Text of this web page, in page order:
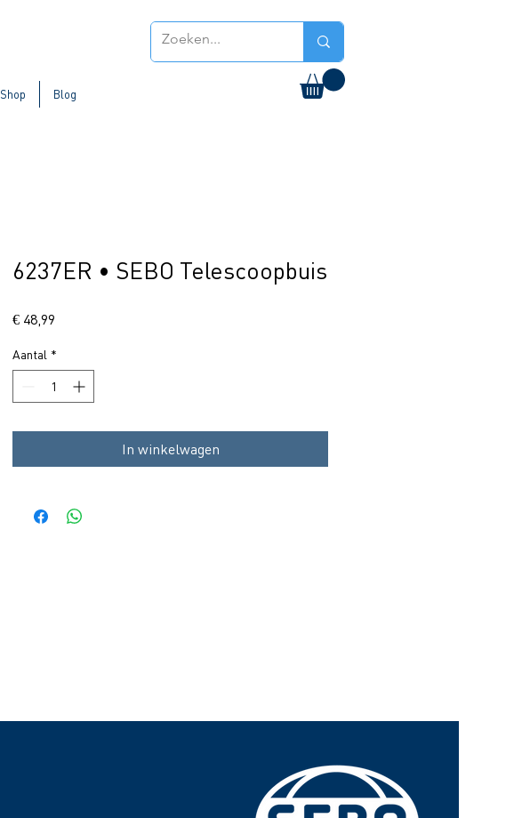
Shop Blog
6237ER • SEBO Telescoopbuis
€ 48,99
Aantal *
In winkelwagen